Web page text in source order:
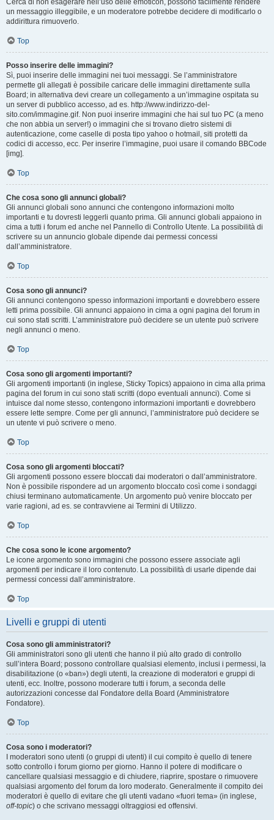
Cerca di non esagerare nell’uso delle emoticon, possono facilmente rendere
un messaggio illeggibile, e un moderatore potrebbe decidere di modificarlo o
addirittura rimuoverlo.
Top
Posso inserire delle immagini?
Sì, puoi inserire delle immagini nei tuoi messaggi. Se l’amministratore
permette gli allegati è possibile caricare delle immagini direttamente sulla
Board; in alternativa devi creare un collegamento a un’immagine ospitata su
un server di pubblico accesso, ad es. http://www.indirizzo-del-
sito.com/immagine.gif. Non puoi inserire immagini che hai sul tuo PC (a meno
che non abbia un server!) o immagini che si trovano dietro sistemi di
autenticazione, come caselle di posta tipo yahoo o hotmail, siti protetti da
codici di accesso, ecc. Per inserire l’immagine, puoi usare il comando BBCode
[img].
Top
Che cosa sono gli annunci globali?
Gli annunci globali sono annunci che contengono informazioni molto
importanti e tu dovresti leggerli quanto prima. Gli annunci globali appaiono in
cima a tutti i forum ed anche nel Pannello di Controllo Utente. La possibilità di
scrivere su un annuncio globale dipende dai permessi concessi
dall’amministratore.
Top
Cosa sono gli annunci?
Gli annunci contengono spesso informazioni importanti e dovrebbero essere
letti prima possibile. Gli annunci appaiono in cima a ogni pagina del forum in
cui sono stati scritti. L’amministratore può decidere se un utente può scrivere
negli annunci o meno.
Top
Cosa sono gli argomenti importanti?
Gli argomenti importanti (in inglese, Sticky Topics) appaiono in cima alla prima
pagina del forum in cui sono stati scritti (dopo eventuali annunci). Come si
intuisce dal nome stesso, contengono informazioni importanti e dovrebbero
essere lette sempre. Come per gli annunci, l’amministratore può decidere se
un utente vi può scrivere o meno.
Top
Cosa sono gli argomenti bloccati?
Gli argomenti possono essere bloccati dai moderatori o dall’amministratore.
Non è possibile rispondere ad un argomento bloccato così come i sondaggi
chiusi terminano automaticamente. Un argomento può venire bloccato per
varie ragioni, ad es. se contravviene ai Termini di Utilizzo.
Top
Che cosa sono le icone argomento?
Le icone argomento sono immagini che possono essere associate agli
argomenti per indicare il loro contenuto. La possibilità di usarle dipende dai
permessi concessi dall’amministratore.
Top
Livelli e gruppi di utenti
Cosa sono gli amministratori?
Gli amministratori sono gli utenti che hanno il più alto grado di controllo
sull’intera Board; possono controllare qualsiasi elemento, inclusi i permessi, la
disabilitazione (o «ban») degli utenti, la creazione di moderatori e gruppi di
utenti, ecc. Inoltre, possono moderare tutti i forum, a seconda delle
autorizzazioni concesse dal Fondatore della Board (Amministratore
Fondatore).
Top
Cosa sono i moderatori?
I moderatori sono utenti (o gruppi di utenti) il cui compito è quello di tenere
sotto controllo i forum giorno per giorno. Hanno il potere di modificare o
cancellare qualsiasi messaggio e di chiudere, riaprire, spostare o rimuovere
qualsiasi argomento del forum da loro moderato. Generalmente il compito dei
moderatori è quello di evitare che gli utenti vadano «fuori tema» (in inglese,
off-topic) o che scrivano messaggi oltraggiosi ed offensivi.